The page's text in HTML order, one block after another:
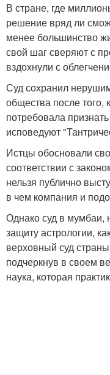
В стране, где
решение вряд ли
менее большинство
свой шаг сверяют с
вздохнули с
Суд сохранил
общества после того,
потребовала
исповедуют
Истцы обосновали
соответствии с
нельзя публично
в чем компания и
Однако суд в мумбаи,
защиту астрологии,
верховный суд
подчеркнув в своем
наука, которая